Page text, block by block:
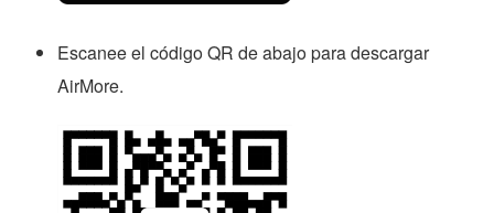
Escanee el código QR de abajo para descargar
AirMore.